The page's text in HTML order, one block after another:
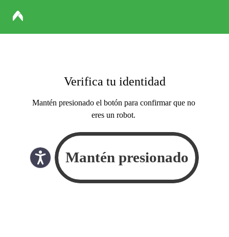
Verifica tu identidad
Mantén presionado el botón para confirmar que no
eres un robot.